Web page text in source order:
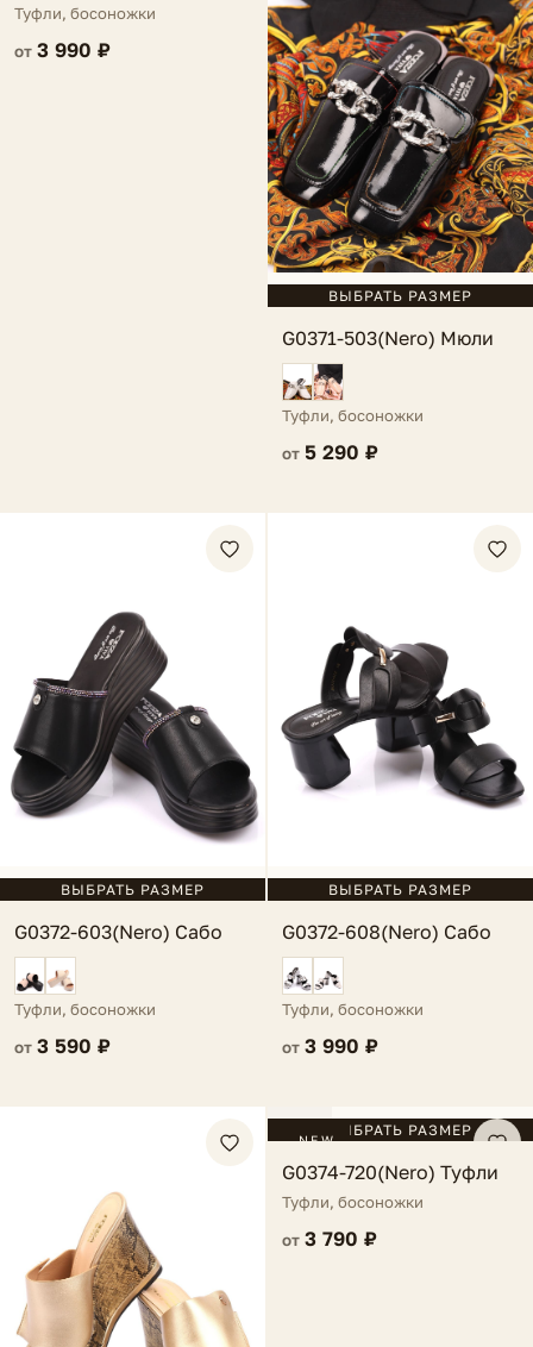
Туфли, босоножки
от 3 990 ₽
ВЫБРАТЬ РАЗМЕР
G0371-503(Nero) Мюли
Туфли, босоножки
от 5 290 ₽
ВЫБРАТЬ РАЗМЕР
G0372-603(Nero) Сабо
Туфли, босоножки
от 3 590 ₽
ВЫБРАТЬ РАЗМЕР
G0372-608(Nero) Сабо
Туфли, босоножки
от 3 990 ₽
NEW
FV ВЫБРАТЬ РАЗМЕР
G0374-720(Nero) Туфли
Туфли, босоножки
от 3 790 ₽